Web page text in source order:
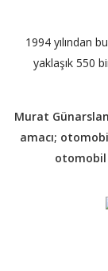
1994 yılından
yaklaşık 550
Murat
amacı;
otomobil